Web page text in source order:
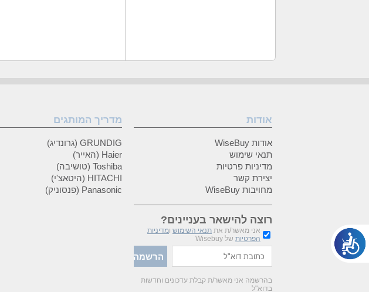
אודות
אודות WiseBuy
תנאי שימוש
מדיניות פרטיות
יצירת קשר
מחויבות WiseBuy
רוצה להישאר בעניינים?
אני מאשר/ת את תנאי השימוש ומדיניות
הפרטיות של Wisebuy
בהרשמה אני מאשר/ת קבלת עדכונים וחדשות
בדוא"ל
מדריך המותגים
GRUNDIG (גרונדיג)
Haier (האייר)
Toshiba (טושיבה)
HITACHI (היטאצ'י)
Panasonic (פנסוניק)